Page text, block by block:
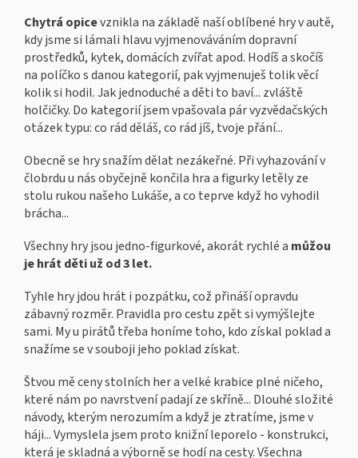
Chytrá opicevznikla na základě naší oblíbené hry v autě,
kdy jsme si lámali hlavu vyjmenováváním dopravní
prostředků, kytek, domácích zvířat apod. Hodíš a skočíš
na políčko s danou kategorií, pak vyjmenuješ tolik věcí
kolik si hodil. Jak jednoduché a děti to baví... zvláště
holčičky. Do kategorií jsem vpašovala pár vyzvědačských
otázek typu: co rád děláš, co rád jíš, tvoje přání...
Obecně se hry snažím dělat nezákeřné. Při vyhazování v
člobrdu u nás obyčejně končila hra a figurky letěly ze
stolu rukou našeho Lukáše, a co teprve když ho vyhodil
brácha...
Všechny hry jsou jedno-figurkové, akorát rychlé a můžou
je hrát děti už od 3 let.
Tyhle hry jdou hrát i pozpátku, což přináší opravdu
zábavný rozměr. Pravidla pro cestu zpět si vymýšlejte
sami. My u pirátů třeba honíme toho, kdo získal poklad a
snažíme se v souboji jeho poklad získat.
Štvou mě ceny stolních her a velké krabice plné ničeho,
které nám po navrstvení padají ze skříně... Dlouhé složité
návody, kterým nerozumím a když je ztratíme, jsme v
háji... Vymyslela jsem proto knižní leporelo - konstrukci,
která je skladná a výborně se hodí na cesty. Všechna